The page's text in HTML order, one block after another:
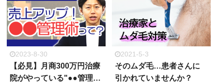
2023-8-30
【必見】月商300万円治療
院がやっている"●●管理…
2021-5-3
そのムダ毛…患者さんに
引かれていませんか？